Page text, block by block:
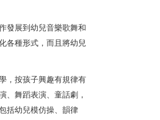
發展到幼兒音樂歌舞和
各種形式，而且將幼兒
，按孩子興趣有規律有
、舞蹈表演、童話劇，
括幼兒模仿操、韻律